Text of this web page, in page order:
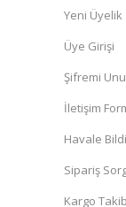
Yeni Üyelik
Üye Girişi
Şifremi
İletişim
Havale
Sipariş
Kargo